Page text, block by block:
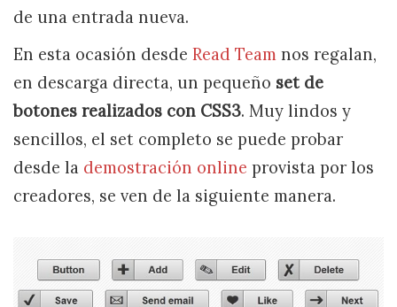
de una entrada nueva.
En esta ocasión desde Read Team nos regalan,
en descarga directa, un pequeño set de
botones realizados con CSS3. Muy lindos y
sencillos, el set completo se puede probar
desde la demostración online provista por los
creadores, se ven de la siguiente manera.